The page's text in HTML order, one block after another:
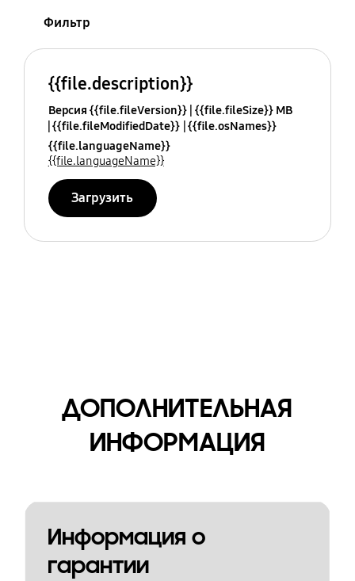
Фильтр
{{file.description}}
Версия {{file.fileVersion}} {{file.fileSize}} MB
{{file.fileModifiedDate}} {{file.osNames}}
{{file.languageName}}
{{file.languageName}}
Загрузить
ДОПОЛНИТЕЛЬНАЯ
ИНФОРМАЦИЯ
Информация о
гарантии